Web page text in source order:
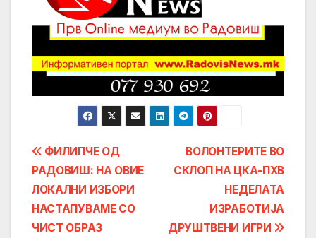
Post
navigation
ВОЛОНТЕРИТЕ ВО
СКЛОП НА ЦКА-ПХВ
НЕДЕЛАТА
ИЗРАБОТИЈА
ДРУШТВЕНИ ИГРИ
ФИЛИПЧЕ ОД
РАДОВИШ: НА ОВИЕ
ЛОКАЛНИ ИЗБОРИ
НАСТАПУВАМЕ СО
ЧИСТ ОБРАЗ